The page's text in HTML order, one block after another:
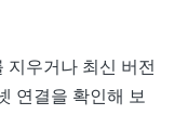
지우거나 최신 버전
연결을 확인해 보